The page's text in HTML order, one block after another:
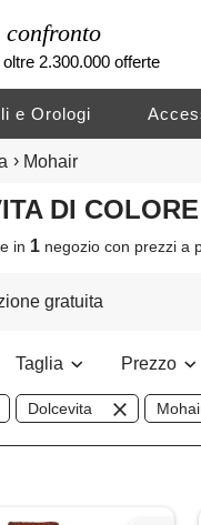
confronto
2.300.000 offerte
e Orologi
› Mohair
DI
in 1 negoziocon prezzi a
gratuita
Taglia Prezzo
Dolcevita